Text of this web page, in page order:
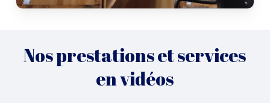
Nos prestations et services
en vidéos